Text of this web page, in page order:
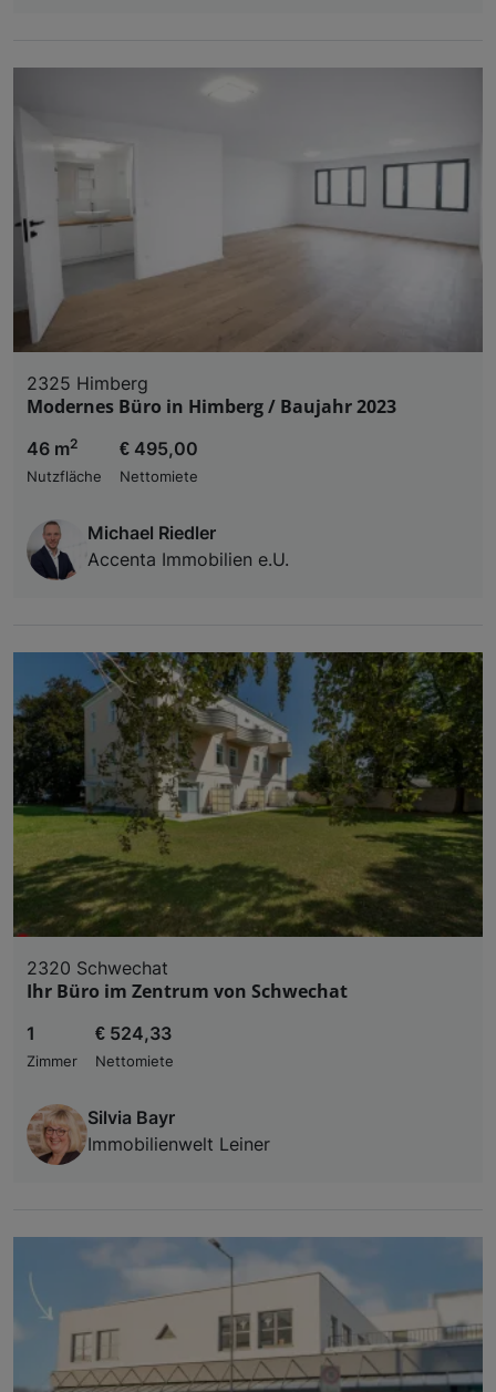
2325 Himberg
Modernes Büro in Himberg / Baujahr 2023
46 m2
Nutzfläche
€ 495,00
Nettomiete
Michael Riedler
Accenta Immobilien e.U.
2320 Schwechat
Ihr Büro im Zentrum von Schwechat
1
Zimmer
€ 524,33
Nettomiete
Silvia Bayr
Immobilienwelt Leiner